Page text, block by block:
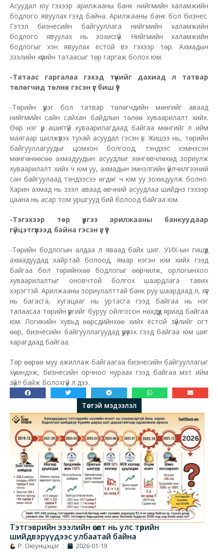
Асуудал юу гэхээр арилжааны банк нийгмийн халамжийн
бодлого явуулах гээд байна. Арилжааны банк бол бизнес.
Гэтэл бизнесийн байгууллага нийгмийн халамжийн
бодлого явуулах нь зохисгүй. Нийгмийн халамжийн
бодлогыг хэн явуулах ёстой вэ гэхээр төр. Ахмадын
зээлийн хүүгийн татаасыг төр гаргаж болох юм.
-Татаас гаргалаа гэхэд түүнийг дахиад л татвар
төлөгчид төлнө гэсэн үг биш үү?
-Төрийн үүрэг бол татвар төлөгчдийн мөнгийг аваад
нийгмийн сайн сайхан байдлын төлөө хуваарилалт хийх.
Өөр нэг үр ашиггүй хуваарилагдаад байгаа мөнгийг л ийм
маягаар шилжүүлэх тухай асуудал гэсэн үг. Жишээ нь, төрийн
байгууллагуудыг цомхон болгоод, тэндээс хэмнэсэн
мөнгөнөөсөө ахмадуудын асуудлыг хөнгөвчлөхөд зориулж
хуваарилалт хийх ч юм уу, ахмадын эмнэлгийн үйлчилгээний
сан байгуулаад тэндээсээ өгдөг ч юм уу зохицуулж болно.
Харин ахмад нь зээл аваад өвчний асуудлаа шийднэ гэхээр
цаана нь асар том уршгууд бий болоод байгаа юм.
-Тэгэхээр төр үүргээ арилжааны банкуудаар
гүйцэтгүүлээд байна гэсэн үг үү?
-Төрийн бодлогын алдаа л яваад байх шиг. УИХ-ын гишүүд
ахмадуудад хайртай болоод, ямар нэгэн юм хийх гээд
байгаа бол төрийнхөө бодлогыг өөрчилж, орлогынхоо
хуваарилалтыг оновчтой болгох шаардлага тавих
хэрэгтэй. Арилжааны зориулалттай банк руу шаардаад л, хүүг
нь багасга, хугацааг нь уртасга гээд байгаа нь нэг
талаасаа төрийн үүргийг буруу ойлгосон нөхдүүд яриад байгаа
юм. Логикийн хувьд өөрсдийнхөө хийх ёстой зүйлийг огт
өөр, бизнесийн байгууллагуудад үүрүүлэх гээд байгаа юм шиг
харагдаад байгаа.
Төр өөрөө муу ажиллаж байгаагаа бизнесийн байгууллагыг
хүчиндэж, бизнесийн орчноо нураах гээд байгаа мэт ийм
зүйл байж болохгүй л дээ.
Төстэй мэдээлэл
Тэтгэврийн зээлийн өсөлт нь улс төрийн
шийдвэрүүдээс улбаатай байна
Р. Оюунцэцэг 2026-01-19